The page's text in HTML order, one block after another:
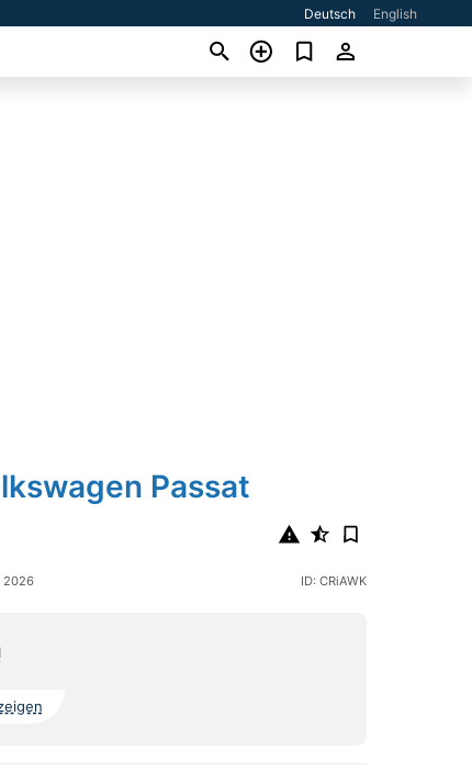
Deutsch English
Passat
2026 ID: CRiAWK